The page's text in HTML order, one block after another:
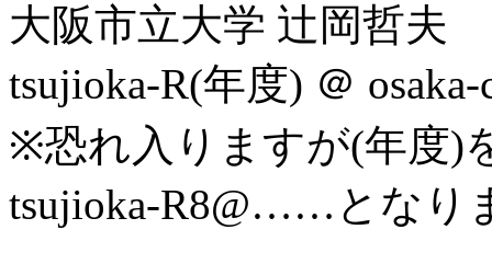
大阪市立大学 辻岡哲夫
tsujioka-R(年度) ＠ osaka-
※恐れ入りますが(年度)
tsujioka-R8@……となり